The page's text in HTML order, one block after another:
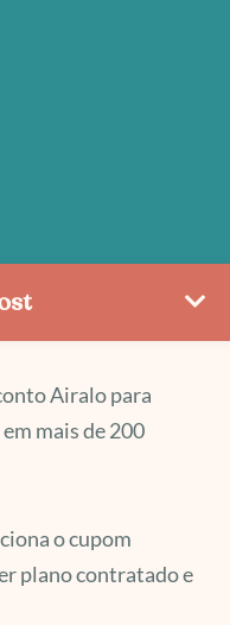
Airalo para
mais de 200
o cupom
plano contratado e